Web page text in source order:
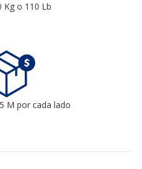
Kg o 110 Lb
M por cada lado